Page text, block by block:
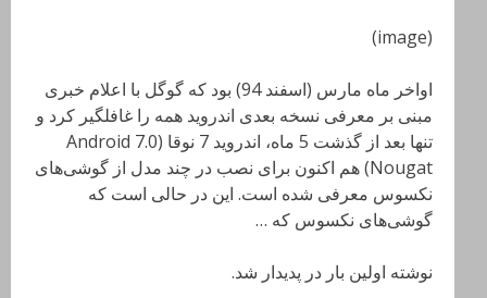
(image)
اواخر ماه مارس (اسفند 94) بود که گوگل با اعلام خبری
مبنی بر معرفی نسخه بعدی اندروید همه را غافلگیر کرد و
تنها بعد از گذشت 5 ماه، اندروید 7 نوقا (Android 7.0
Nougat) هم اکنون برای نصب در چند مدل از گوشی‌های
نکسوس معرفی شده است. این در حالی است که
گوشی‌های نکسوس که …
نوشته اولین بار در پدیدار شد.